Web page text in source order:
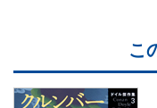
こ